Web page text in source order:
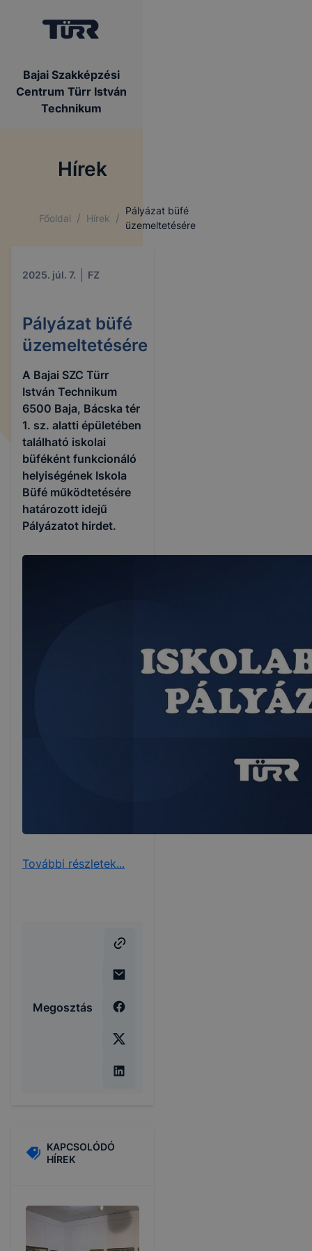
Bajai Szakképzési
Centrum Türr István
Technikum
Hírek
Főoldal / Hírek /
Pályázat büfé
üzemeltetésére
2025. júl. 7. FZ
Pályázat büfé
üzemeltetésére
A Bajai SZC Türr
István Technikum
6500 Baja, Bácska tér
1. sz. alatti épületében
található iskolai
büféként funkcionáló
helyiségének Iskola
Büfé működtetésére
határozott idejű
Pályázatot hirdet.
További részletek...
Megosztás
KAPCSOLÓDÓ
HÍREK